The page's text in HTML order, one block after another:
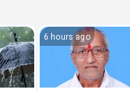
6 hours ago